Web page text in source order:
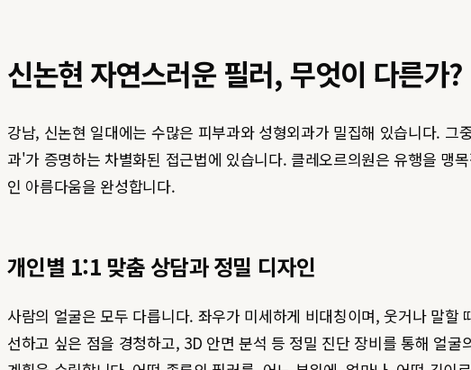
신논현 자연스러운 필러, 무엇이 다른가?
강남, 신논현 일대에는 수많은 피부과와 성형외과가 밀집해 있습니다. 그
과'가 증명하는 차별화된 접근법에 있습니다. 클레오르의원은 유행을 맹
인 아름다움을 완성합니다.
개인별 1:1 맞춤 상담과 정밀 디자인
사람의 얼굴은 모두 다릅니다. 좌우가 미세하게 비대칭이며, 웃거나 말
선하고 싶은 점을 경청하고, 3D 안면 분석 등 정밀 진단 장비를 통해 얼